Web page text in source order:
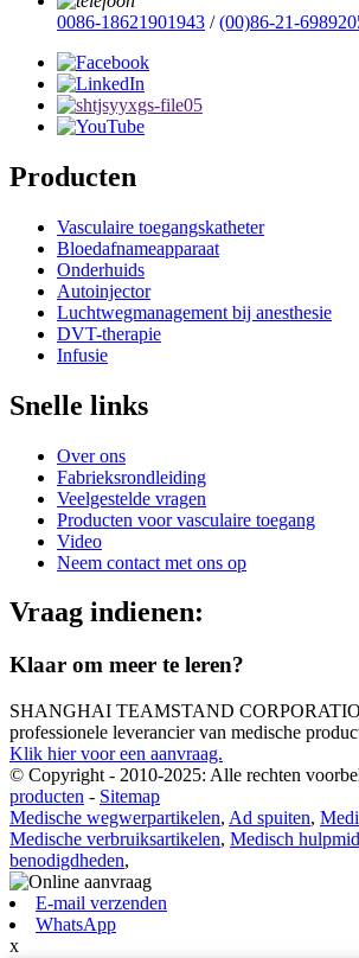
0086-18621901943 /(00)86-21-
Producten
Vasculaire toegangskatheter
Bloedafnameapparaat
Onderhuids
Autoinjector
Luchtwegmanagement bij anesthesie
DVT-therapie
Infusie
Snelle links
Over ons
Fabrieksrondleiding
Veelgestelde vragen
Producten voor vasculaire toegang
Video
Neem contact met ons op
Vraag indienen:
Klaar om meer te leren?
SHANGHAI TEAMSTAND
professionele leverancier van medische
Klik hier voor een aanvraag.
© Copyright - 2010-2025: Alle rechten
producten - Sitemap
Medische wegwerpartikelen, Ad spuiten,
Medische verbruiksartikelen, Medisch
benodigdheden,
E-mail verzenden
WhatsApp
x